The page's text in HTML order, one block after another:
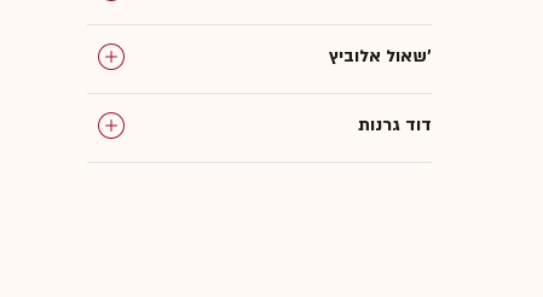
שאול אלוביץ'
דוד גרנות